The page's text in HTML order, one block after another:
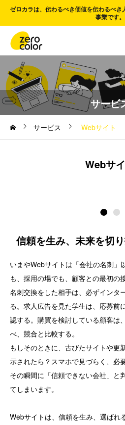
ゼロカラは、伝わるべき価値を伝わるべ
事業です。
サービ
サービス Webサイト
Webサ
信頼を生み、未来を切り
いまやWebサイトは「会社の名刺」
も、採用の場でも、顧客との最初の
名刺交換をした相手は、必ずインタ
る。求人広告を見た学生は、応募前
認する。購買を検討している顧客は
べ、競合と比較する。
もしそのときに、古びたサイトや更
示されたら？スマホで見づらく、必
その瞬間に「信頼できない会社」と
てしまいます。
Webサイトは、信頼を生み、選ばれ